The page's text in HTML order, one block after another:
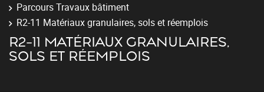
Parcours Travaux bâtiment
R2-11 Matériaux granulaires, sols et réemplois
R2-11 MATÉRIAUX GRANULAIRES,
SOLS ET RÉEMPLOIS